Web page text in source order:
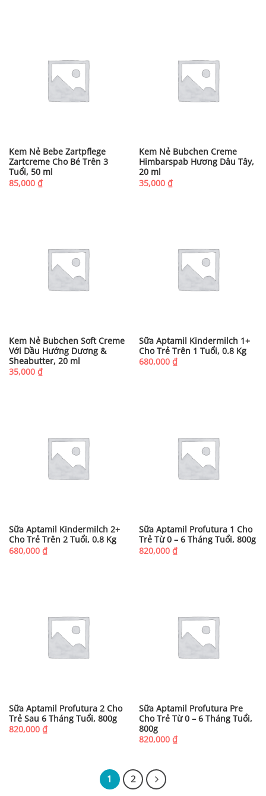
Kem Nẻ Bebe Zartpflege
Zartcreme Cho Bé Trên 3
Tuổi, 50 ml
85,000 ₫
Kem Nẻ Bubchen Creme
Himbarspab Hương Dâu Tây,
20 ml
35,000 ₫
Kem Nẻ Bubchen Soft Creme
Với Dầu Hướng Dương &
Sheabutter, 20 ml
35,000 ₫
Sữa Aptamil Kindermilch 1+
Cho Trẻ Trên 1 Tuổi, 0.8 Kg
680,000 ₫
Sữa Aptamil Kindermilch 2+
Cho Trẻ Trên 2 Tuổi, 0.8 Kg
680,000 ₫
Sữa Aptamil Profutura 1 Cho
Trẻ Từ 0 – 6 Tháng Tuổi, 800g
820,000 ₫
Sữa Aptamil Profutura 2 Cho
Trẻ Sau 6 Tháng Tuổi, 800g
820,000 ₫
Sữa Aptamil Profutura Pre
Cho Trẻ Từ 0 – 6 Tháng Tuổi,
800g
820,000 ₫
1 2